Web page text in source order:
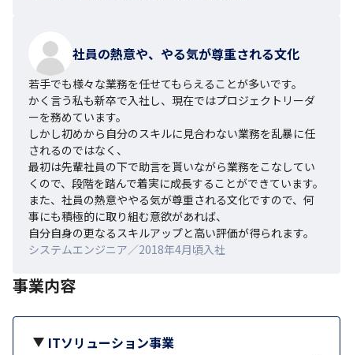
社員の熱意や、やる気が尊重される文化
若手でも様々な業務を任せてもらえることが多いです。
かく言う私も新卒で入社し、現在ではプロジェクトリーダ
ーを務めています。
しかし初めから自分のスキルに見合わない業務を乱暴に任
されるのではなく、
最初は先輩社員の下で助言を貰いながら業務をこなしてい
くので、段階を踏んで着実に成長することができています。
また、社員の熱意ややる気が尊重される文化ですので、何
事にも積極的に取り組む意欲があれば、
自分自身の更なるスキルアップと高い評価が得られます。
システムエンジニア／2018年4月頃入社
事業内容
ITソリューション事業